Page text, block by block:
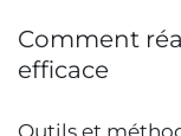
Comment
efficace
Outils et